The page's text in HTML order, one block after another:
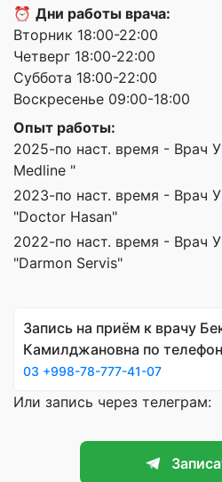
⏰ Дни работы врача:
Вторник 18:00-22:00
Четверг 18:00-22:00
Суббота 18:00-22:00
Воскресенье 09:00-18:00
Опыт работы:
2025-по наст. время - Врач
Medline "
2023-по наст. время - Врач
"Doctor Hasan"
2022-по наст. время - Врач
"Darmon Servis"
Запись на приём к врачу
Камилджановна по
03 +998-78-777-41-07
Или запись через телеграм: